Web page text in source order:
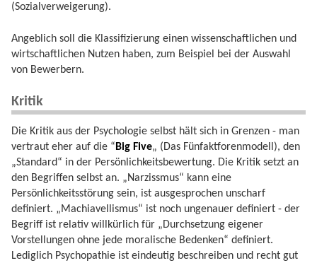
(Sozialverweigerung).
Angeblich soll die Klassifizierung einen wissenschaftlichen und
wirtschaftlichen Nutzen haben, zum Beispiel bei der Auswahl
von Bewerbern.
Kritik
Die Kritik aus der Psychologie selbst hält sich in Grenzen - man
vertraut eher auf die “Big Five„ (Das Fünfaktforenmodell), den
„Standard“ in der Persönlichkeitsbewertung. Die Kritik setzt an
den Begriffen selbst an. „Narzissmus“ kann eine
Persönlichkeitsstörung sein, ist ausgesprochen unscharf
definiert. „Machiavellismus“ ist noch ungenauer definiert - der
Begriff ist relativ willkürlich für „Durchsetzung eigener
Vorstellungen ohne jede moralische Bedenken“ definiert.
Lediglich Psychopathie ist eindeutig beschreiben und recht gut